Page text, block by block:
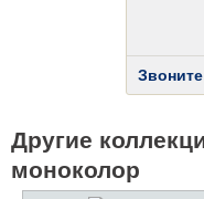
Звоните
Другие
моноколор